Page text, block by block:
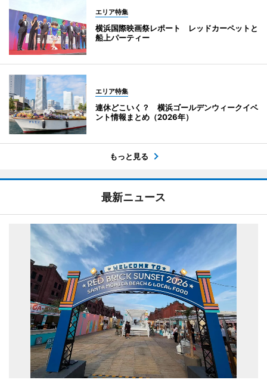
エリア特集
横浜国際映画祭レポート レッドカーペットと
船上パーティー
エリア特集
連休どこいく？ 横浜ゴールデンウィークイベ
ント情報まとめ（2026年）
もっと見る
最新ニュース